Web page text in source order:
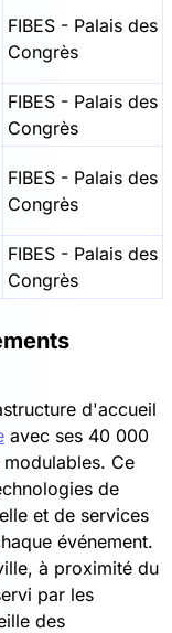
FIBES - Palais des
Congrès
FIBES - Palais des
Congrès
FIBES - Palais des
Congrès
FIBES - Palais des
Congrès
d'accueil
avec ses 40 000
Ce
de
et de services
événement.
à proximité du
par les
des